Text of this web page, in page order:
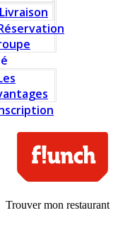
Livraison
Trouver mon restaurant